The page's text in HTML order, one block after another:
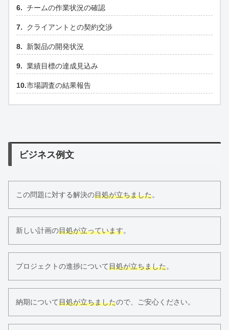
チームの作業状況の確認
クライアントとの契約交渉
新製品の開発状況
業績目標の達成見込み
市場調査の結果報告
ビジネス例文
この問題に対する解決の目処が立ちました。
新しい計画の目処が立っています。
プロジェクトの進捗について目処が立ちました。
納期について目処が立ちましたので、ご安心ください。